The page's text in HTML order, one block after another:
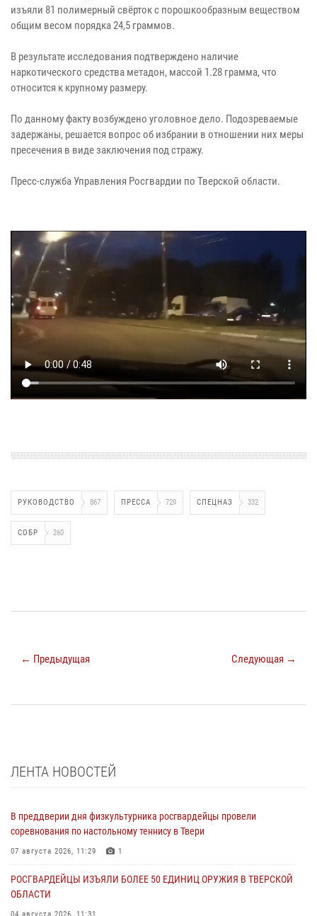
изъяли 81 полимерный свёрток с порошкообразным веществом
общим весом порядка 24,5 граммов.
В результате исследования подтверждено наличие
наркотического средства метадон, массой 1.28 грамма, что
относится к крупному размеру.
По данному факту возбуждено уголовное дело. Подозреваемые
задержаны, решается вопрос об избрании в отношении них меры
пресечения в виде заключения под стражу.
Пресс-служба Управления Росгвардии по Тверской области.
РУКОВОДСТВО 867 ПРЕССА 729 СПЕЦНАЗ 332
СОБР 260
← Предыдущая Следующая →
ЛЕНТА НОВОСТЕЙ
В преддверии дня физкультурника росгвардейцы провели
соревнования по настольному теннису в Твери
07 августа 2026, 11:29 1
РОСГВАРДЕЙЦЫ ИЗЪЯЛИ БОЛЕЕ 50 ЕДИНИЦ ОРУЖИЯ В ТВЕРСКОЙ
ОБЛАСТИ